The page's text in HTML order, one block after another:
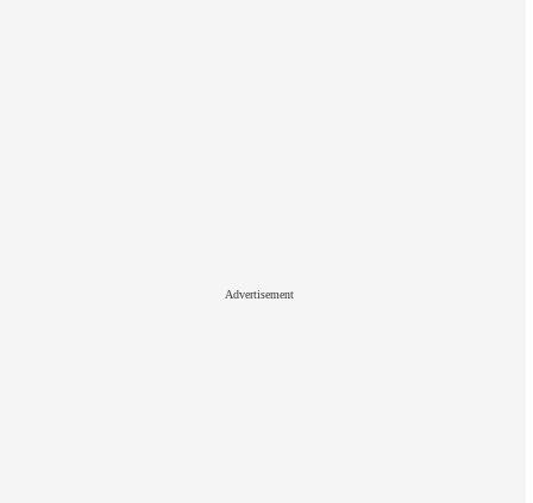
Advertisement